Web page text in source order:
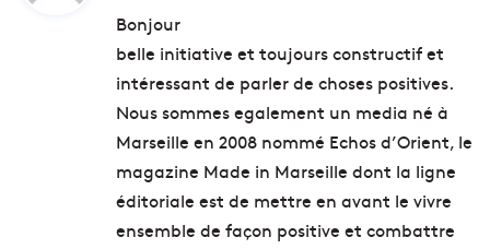
Bonjour
belle initiative et toujours constructif et
intéressant de parler de choses positives.
Nous sommes egalement un media né à
Marseille en 2008 nommé Echos d’Orient, le
magazine Made in Marseille dont la ligne
éditoriale est de mettre en avant le vivre
ensemble de façon positive et combattre